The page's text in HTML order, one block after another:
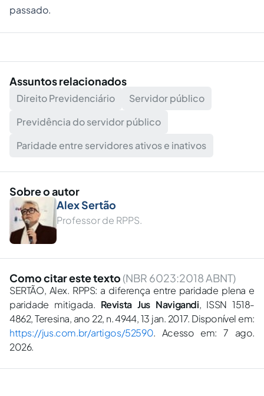
passado.
Assuntos relacionados
Direito Previdenciário
Servidor público
Previdência do servidor público
Paridade entre servidores ativos e inativos
Sobre o autor
Alex Sertão
Professor de RPPS.
Como citar este texto (NBR 6023:2018 ABNT)
SERTÃO, Alex. RPPS: a diferença entre paridade plena e
paridade mitigada. Revista Jus Navigandi, ISSN 1518-
4862, Teresina, ano 22, n. 4944, 13 jan. 2017. Disponível em:
https://jus.com.br/artigos/52590. Acesso em: 7 ago.
2026.